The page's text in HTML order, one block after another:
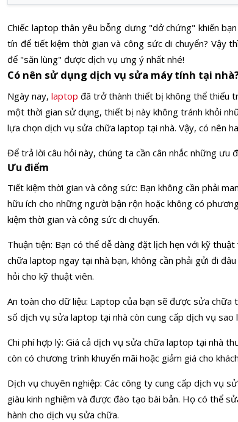
Chiếc laptop thân yêu bỗng dưng "dở chứng" khiến
tín để tiết kiệm thời gian và công sức di chuyển? Vậy
để "săn lùng" được dịch vụ ưng ý nhất nhé!
Có nên sử dụng dịch vụ sửa máy tính tại
Ngày nay,laptop đã trở thành thiết bị không thể thiếu
một thời gian sử dụng, thiết bị này không tránh khỏi
lựa chọn dịch vụ sửa chữa laptop tại nhà. Vậy, có nên
Để trả lời câu hỏi này, chúng ta cần cân nhắc những
Ưu điểm
Tiết kiệm thời gian và công sức: Bạn không cần phải
hữu ích cho những người bận rộn hoặc không có
kiệm thời gian và công sức di chuyển.
Thuận tiện: Bạn có thể dễ dàng đặt lịch hẹn với kỹ
chữa laptop ngay tại nhà bạn, không cần phải gửi đi
hỏi cho kỹ thuật viên.
An toàn cho dữ liệu: Laptop của bạn sẽ được sửa
số dịch vụ sửa laptop tại nhà còn cung cấp dịch vụ
Chi phí hợp lý: Giá cả dịch vụ sửa chữa laptop tại nhà
còn có chương trình khuyến mãi hoặc giảm giá cho
Dịch vụ chuyên nghiệp: Các công ty cung cấp dịch vụ
giàu kinh nghiệm và được đào tạo bài bản. Họ có thể
hành cho dịch vụ sửa chữa.